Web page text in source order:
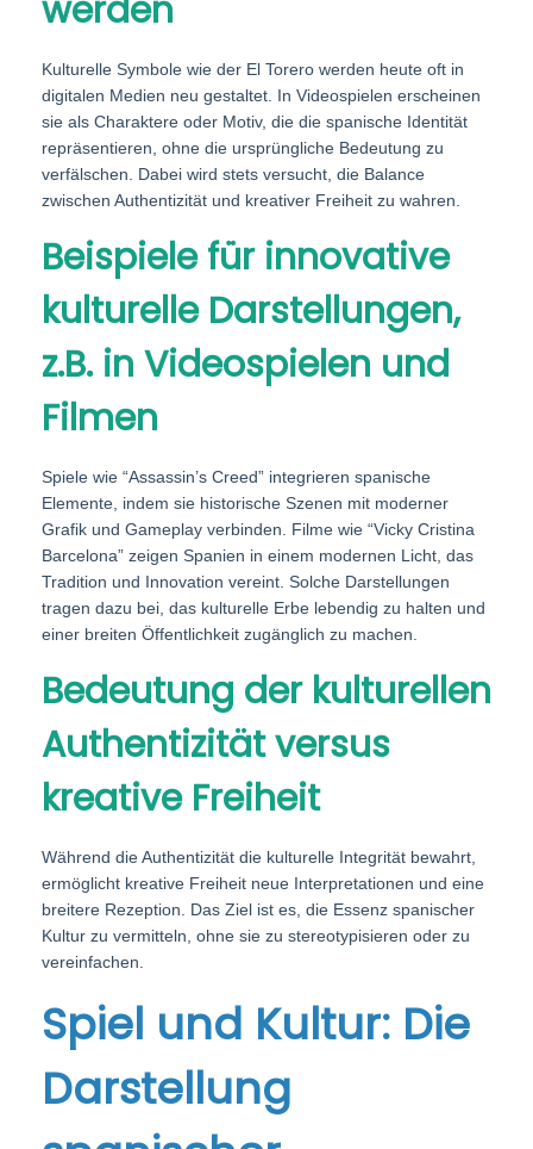
werden
Kulturelle Symbole wie der El Torero werden heute oft in
digitalen Medien neu gestaltet. In Videospielen erscheinen
sie als Charaktere oder Motiv, die die spanische Identität
repräsentieren, ohne die ursprüngliche Bedeutung zu
verfälschen. Dabei wird stets versucht, die Balance
zwischen Authentizität und kreativer Freiheit zu wahren.
Beispiele für innovative
kulturelle Darstellungen,
z.B. in Videospielen und
Filmen
Spiele wie “Assassin’s Creed” integrieren spanische
Elemente, indem sie historische Szenen mit moderner
Grafik und Gameplay verbinden. Filme wie “Vicky Cristina
Barcelona” zeigen Spanien in einem modernen Licht, das
Tradition und Innovation vereint. Solche Darstellungen
tragen dazu bei, das kulturelle Erbe lebendig zu halten und
einer breiten Öffentlichkeit zugänglich zu machen.
Bedeutung der kulturellen
Authentizität versus
kreative Freiheit
Während die Authentizität die kulturelle Integrität bewahrt,
ermöglicht kreative Freiheit neue Interpretationen und eine
breitere Rezeption. Das Ziel ist es, die Essenz spanischer
Kultur zu vermitteln, ohne sie zu stereotypisieren oder zu
vereinfachen.
Spiel und Kultur: Die
Darstellung